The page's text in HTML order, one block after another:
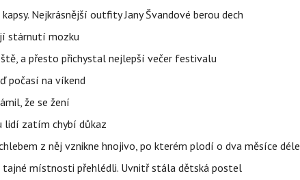
Nejkrásnější outfity Jany Švandové berou dech
stárnutí mozku
a přesto přichystal nejlepší večer festivalu
počasí na víkend
že se žení
lidí zatím chybí důkaz
z něj vznikne hnojivo, po kterém plodí o dva měsíce déle
tajné místnosti přehlédli. Uvnitř stála dětská postel